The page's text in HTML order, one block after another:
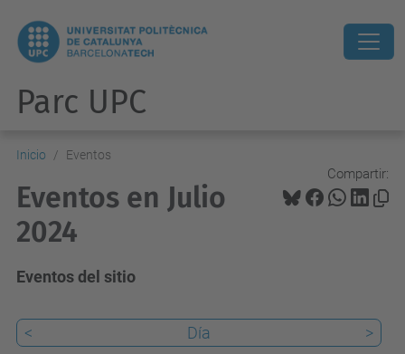
Parc UPC
Inicio Eventos
Compartir:
Eventos en Julio
2024
Eventos del sitio
< Día
>